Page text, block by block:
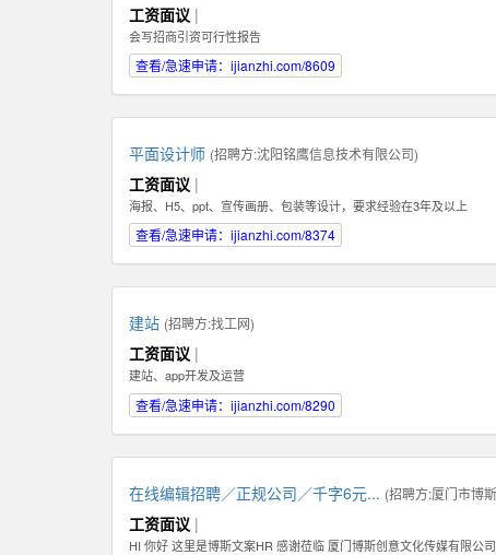
工资面议 |
会写招商引资可行性报告
查看/急速申请：ijianzhi.com/8609
平面设计师 (招聘方:沈阳铭鹰信息技术有限公司)
工资面议 |
海报、H5、ppt、宣传画册、包装等设计，要求经验在3年及以上
查看/急速申请：ijianzhi.com/8374
建站 (招聘方:找工网)
工资面议 |
建站、app开发及运营
查看/急速申请：ijianzhi.com/8290
在线编辑招聘／正规公司／千字6元... (招聘方:厦门市博
工资面议 |
HI 你好 这里是博斯文案HR 感谢莅临 厦门博斯创意文化传媒有限公